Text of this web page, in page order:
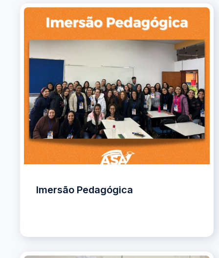
Imersão Pedagógica